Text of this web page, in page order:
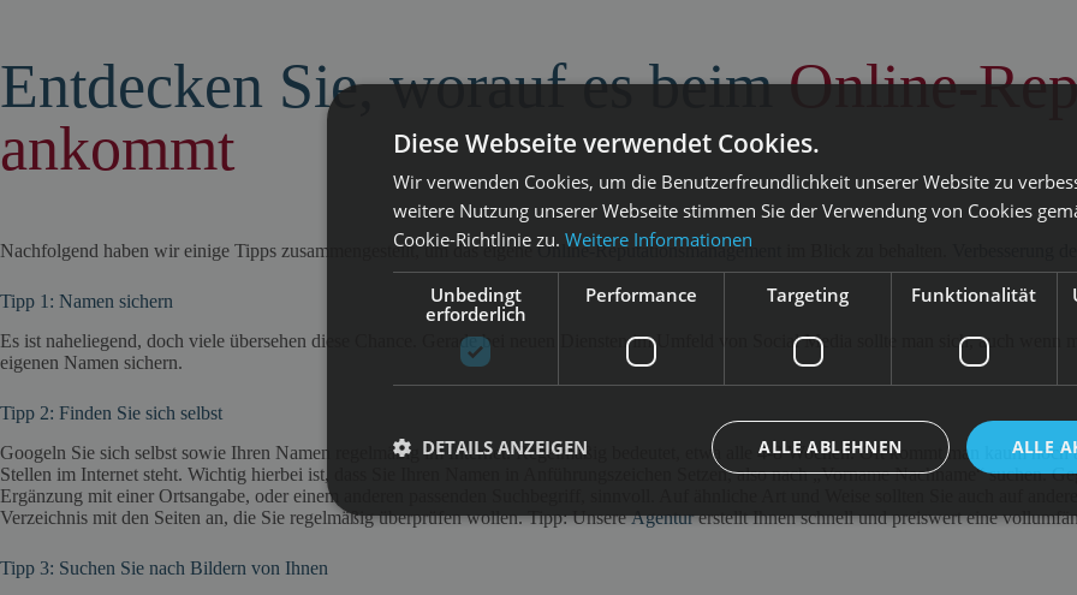
Entdecken Sie, worauf es beimOnline-
ankommt
Nachfolgend haben wir einige Tipps zusammengestellt, um das eigeneOnline-Reputationsmanagement
Tipp 1: Namen sichern
Es ist naheliegend, doch viele übersehen diese Chance. Gerade bei neuen Diensten im Umfeld von Social Media sollte man sich, auch wenn
eigenen Namen sichern.
Tipp 2: Finden Sie sich selbst
Googeln Sie sich selbst sowie Ihren Namen regelmäßig im Internet. Regelmäßig bedeutet, etwa alle 4-8 Wochen. Oft kommt man kaum noch
Stellen im Internet steht. Wichtig hierbei ist, dass Sie Ihren Namen in Anführungszeichen Setzen, also nach „Vorname Nachname“ suchen.
Ergänzung mit einer Ortsangabe, oder einem anderen passenden Suchbegriff, sinnvoll. Auf ähnliche Art und Weise sollten Sie auch auf
Verzeichnis mit den Seiten an, die Sie regelmäßig überprüfen wollen. Tipp: UnsereAgenturerstellt Ihnen schnell und preiswert eine
Tipp 3: Suchen Sie nach Bildern von Ihnen
Diese Webseite verwendet Cookies.
Wir verwenden Cookies, um die Benutzerfreundlichkeit unserer Website zu
weitere Nutzung unserer Webseite stimmen Sie der Verwendung von Cookies
Cookie-Richtlinie zu. Weitere Informationen
Unbedingt
erforderlich
Performance Targeting Funktionalität
ALLE
ALLE ABLEHNEN
DETAILS ANZEIGEN